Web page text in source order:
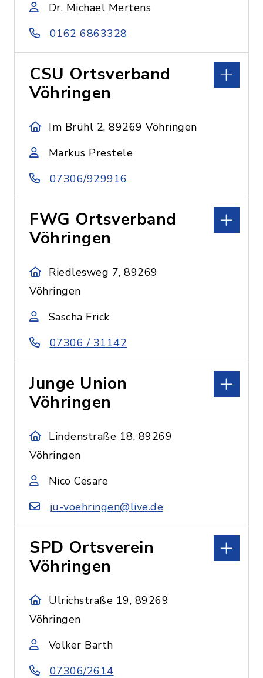
Dr. Michael Mertens
0162 6863328
CSU Ortsverband
Vöhringen
Im Brühl 2, 89269 Vöhringen
Markus Prestele
07306/929916
FWG Ortsverband
Vöhringen
Riedlesweg 7, 89269
Vöhringen
Sascha Frick
07306 / 31142
Junge Union
Vöhringen
Lindenstraße 18, 89269
Vöhringen
Nico Cesare
ju-voehringen@live.de
SPD Ortsverein
Vöhringen
Ulrichstraße 19, 89269
Vöhringen
Volker Barth
07306/2614